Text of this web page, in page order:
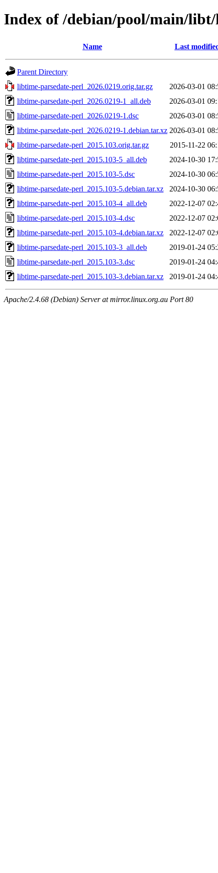
Index of /debian/pool/main/
Name Last
Parent Directory
libtime-parsedate-perl_2026.0219.orig.tar.gz
2026-03-01
libtime-parsedate-perl_2026.0219-1_all.deb
2026-03-01
libtime-parsedate-perl_2026.0219-1.dsc
2026-03-01
libtime-parsedate-perl_2026.0219-1.debian.tar.xz 2026-03-01
libtime-parsedate-perl_2015.103.orig.tar.gz
2015-11-22
libtime-parsedate-perl_2015.103-5_all.deb
2024-10-30
libtime-parsedate-perl_2015.103-5.dsc
2024-10-30
libtime-parsedate-perl_2015.103-5.debian.tar.xz
2024-10-30
libtime-parsedate-perl_2015.103-4_all.deb
2022-12-07
libtime-parsedate-perl_2015.103-4.dsc
2022-12-07
libtime-parsedate-perl_2015.103-4.debian.tar.xz
2022-12-07
libtime-parsedate-perl_2015.103-3_all.deb
2019-01-24
libtime-parsedate-perl_2015.103-3.dsc
2019-01-24
libtime-parsedate-perl_2015.103-3.debian.tar.xz
2019-01-24
Apache/2.4.68 (Debian) Server at mirror.linux.org.au Port 80